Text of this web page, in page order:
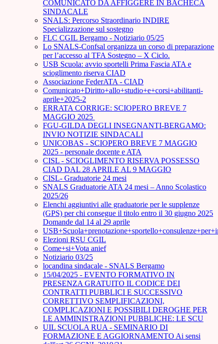
COMUNICATO DA AFFIGGERE IN BACHECA
SINDACALE
SNALS: Percorso Straordinario INDIRE
Specializzazione sul sostegno
FLC CGIL Bergamo - Notiziario 05/25
Lo SNALS-Confsal organizza un corso di preparazione
per l’accesso al TFA Sostegno – X Ciclo.
USB Scuola: avvio sportelli Prima Fascia ATA e
scioglimento riserva CIAD
Associazione FederATA - CIAD
Comunicato+Diritto+allo+studio+e+corsi+abilitanti-
aprile+2025-2
ERRATA CORRIGE: SCIOPERO BREVE 7
MAGGIO 2025
FGU-GILDA DEGLI INSEGNANTI-BERGAMO:
INVIO NOTIZIE SINDACALI
UNICOBAS - SCIOPERO BREVE 7 MAGGIO
2025 - personale docente e ATA
CISL - SCIOGLIMENTO RISERVA POSSESSO
CIAD DAL 28 APRILE AL 9 MAGGIO
CISL- Graduatorie 24 mesi
SNALS Graduatorie ATA 24 mesi – Anno Scolastico
2025/26
Elenchi aggiuntivi alle graduatorie per le supplenze
(GPS) per chi consegue il titolo entro il 30 giugno 2025
Domande dal 14 al 29 aprile
Elezioni RSU CGIL
Come+si+Vota anief
Notiziario 03/25
locandina sindacale - SNALS Bergamo
15/04/2025 - EVENTO FORMATIVO IN
PRESENZA GRATUITO IL CODICE DEI
CONTRATTI PUBBLICI E SUCCESSIVO
CORRETTIVO SEMPLIFICAZIONI,
COMPLICAZIONI E POSSIBILI DEROGHE PER
LE AMMINISTRAZIONI PUBBLICHE: LE SCU
UIL SCUOLA RUA - SEMINARIO DI
FORMAZIONE E AGGIORNAMENTO Ai sensi